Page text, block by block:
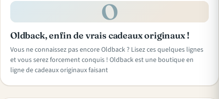
O
Oldback, enfin de vrais cadeaux originaux !
Vous ne connaissez pas encore Oldback ? Lisez ces quelques lignes
et vous serez forcement conquis ! Oldback est une boutique en
ligne de cadeaux originaux faisant